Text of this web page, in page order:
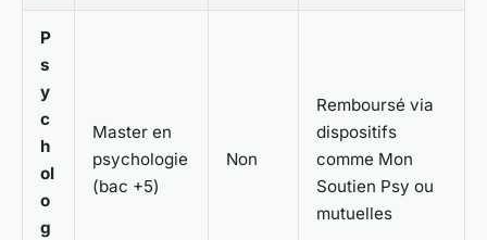
P
s
y
c
h
ol
o
g
Master en
psychologie
(bac +5)
Non
Remboursé via
dispositifs
comme Mon
Soutien Psy ou
mutuelles